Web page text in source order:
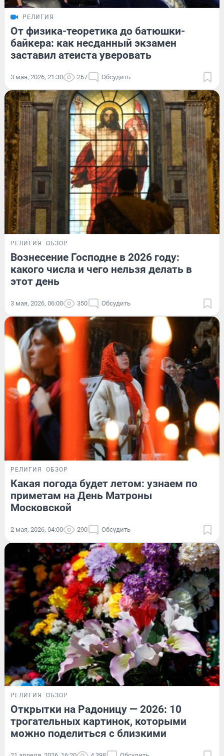
РЕЛИГИЯ
От физика-теоретика до батюшки-
байкера: как несданный экзамен
заставил атеиста уверовать
3 мая, 2026, 21:30 267 Обсудить
РЕЛИГИЯ ОБЗОР
Вознесение Господне в 2026 году:
какого числа и чего нельзя делать в
этот день
3 мая, 2026, 06:00 350 Обсудить
РЕЛИГИЯ ОБЗОР
Какая погода будет летом: узнаем по
приметам на День Матроны
Московской
2 мая, 2026, 04:00 290 Обсудить
РЕЛИГИЯ ОБЗОР
Открытки на Радоницу — 2026: 10
трогательных картинок, которыми
можно поделиться с близкими